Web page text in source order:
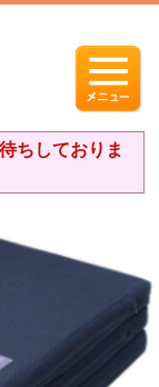
ちしておりま